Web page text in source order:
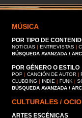
MÚSICA
POR TIPO DE
NOTICIAS | ENTREVISTAS |
BÚSQUEDA AVANZADA /
POR GÉNERO O ESTILO
POP | CANCIÓN DE AUTOR |
CLUBBING | INDIE | FUNK |
BÚSQUEDA AVANZADA /
CULTURALES / OCIO
ARTES ESCÉNICAS